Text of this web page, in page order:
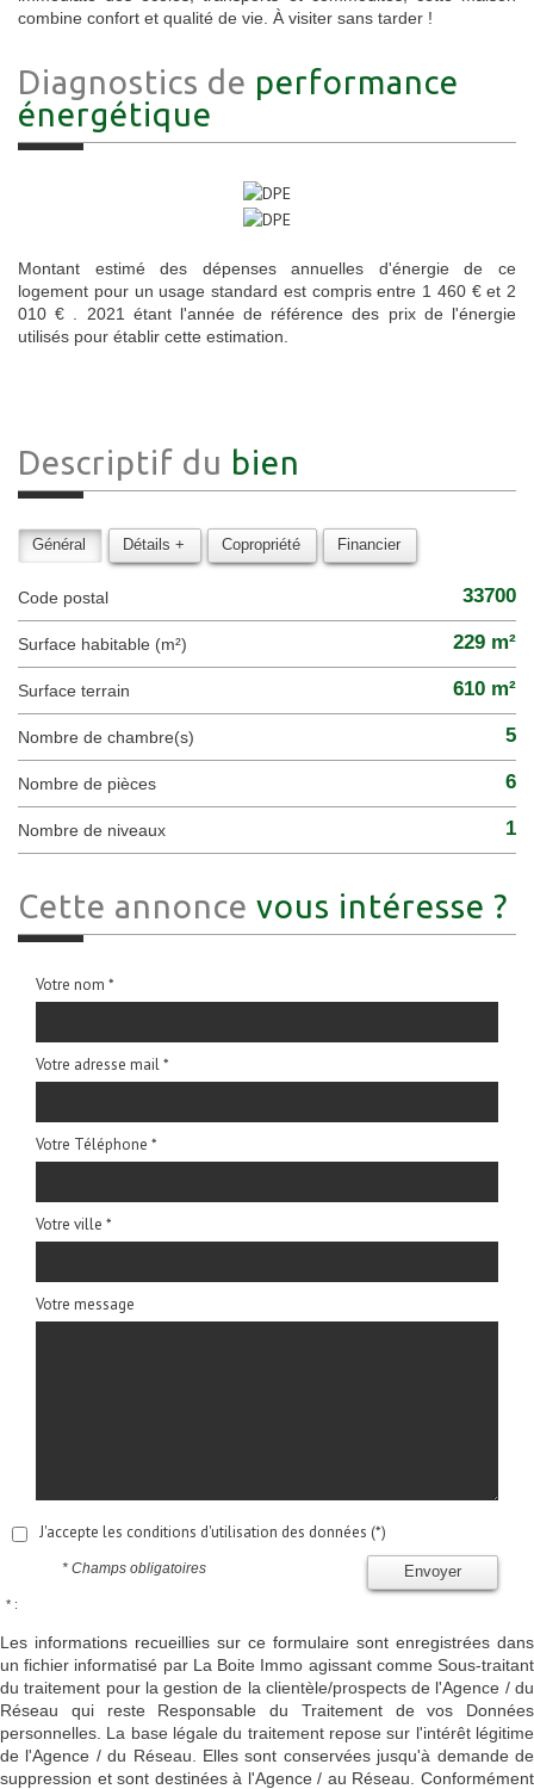
combine confort et qualité de vie. À visiter sans tarder !
Diagnostics de performance
énergétique
Montant estimé des dépenses annuelles d'énergie de ce
logement pour un usage standard est compris entre 1 460 € et 2
010 € . 2021 étant l'année de référence des prix de l'énergie
utilisés pour établir cette estimation.
Descriptif du bien
Général Détails + Copropriété Financier
Code postal 33700
Surface habitable (m²) 229 m²
surface terrain 610 m²
Nombre de chambre(s) 5
Nombre de pièces 6
Nombre de niveaux 1
Cette annonce vous intéresse ?
Votre nom *
Votre adresse mail *
Votre Téléphone *
Votre ville *
Votre message
J'accepte les conditions d'utilisation des données (*)
Envoyer
* Champs obligatoires
* :
Les informations recueillies sur ce formulaire sont enregistrées dans
un fichier informatisé par La Boite Immo agissant comme Sous-traitant
du traitement pour la gestion de la clientèle/prospects de l'Agence / du
Réseau qui reste Responsable du Traitement de vos Données
personnelles. La base légale du traitement repose sur l'intérêt légitime
de l'Agence / du Réseau. Elles sont conservées jusqu'à demande de
suppression et sont destinées à l'Agence / au Réseau. Conformément